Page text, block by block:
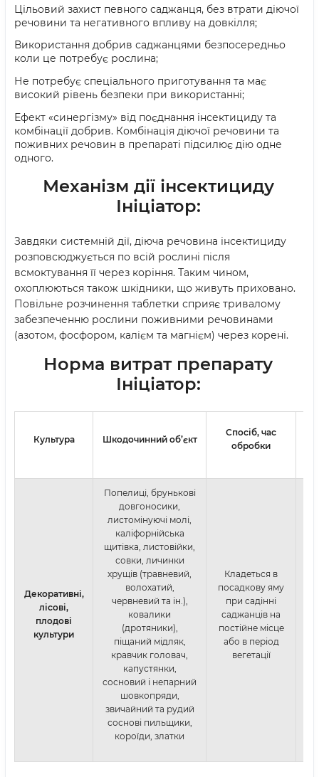
Цільовий захист певного саджанця, без втрати діючої
речовини та негативного впливу на довкілля;
Використання добрив саджанцями безпосередньо
коли це потребує рослина;
Не потребує спеціального приготування та має
високий рівень безпеки при використанні;
Ефект «синергізму» від поєднання інсектициду та
комбінації добрив. Комбінація діючої речовини та
поживних речовин в препараті підсилює дію одне
одного.
Механізм дії інсектициду
Ініціатор:
Завдяки системній дії, діюча речовина інсектициду
розповсюджується по всій рослині після
всмоктування її через коріння. Таким чином,
охоплюються також шкідники, що живуть приховано.
Повільне розчинення таблетки сприяє тривалому
забезпеченню рослини поживними речовинами
(азотом, фосфором, калієм та магнієм) через корені.
Норма витрат препарату
Ініціатор:
Культура Шкодочинний об’єкт
Спосіб, час
обробки
Декоративні,
лісові,
плодові
культури
Попелиці, брунькові
довгоносики,
листомінуючі молі,
каліфорнійська
щитівка, листовійки,
совки, личинки
хрущів (травневий,
волохатий,
червневий та ін.),
ковалики
(дротяники),
піщаний мідляк,
кравчик головач,
капустянки,
сосновий і непарний
шовкопряди,
звичайний та рудий
соснові пильщики,
короїди, златки
Кладеться в
посадкову яму
при садінні
саджанців на
постійне місце
або в період
вегетації